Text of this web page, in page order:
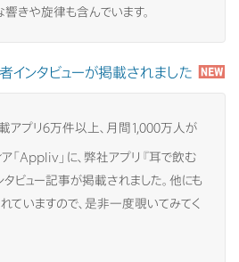
きや旋律も含んでいます。
ンタビューが掲載されました
アプリ6万件以上、月間1,000万人が
「Appliv」に、弊社アプリ『耳で飲む
ビュー記事が掲載されました。他にも
ていますので、是非一度覗いてみてく